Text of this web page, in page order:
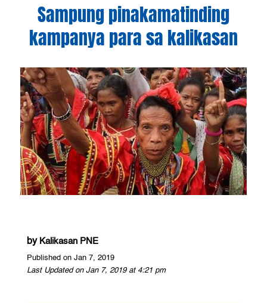
Sampung pinakamatinding
kampanya para sa kalikasan
by Kalikasan PNE
Published on Jan 7, 2019
Last Updated on Jan 7, 2019 at 4:21 pm